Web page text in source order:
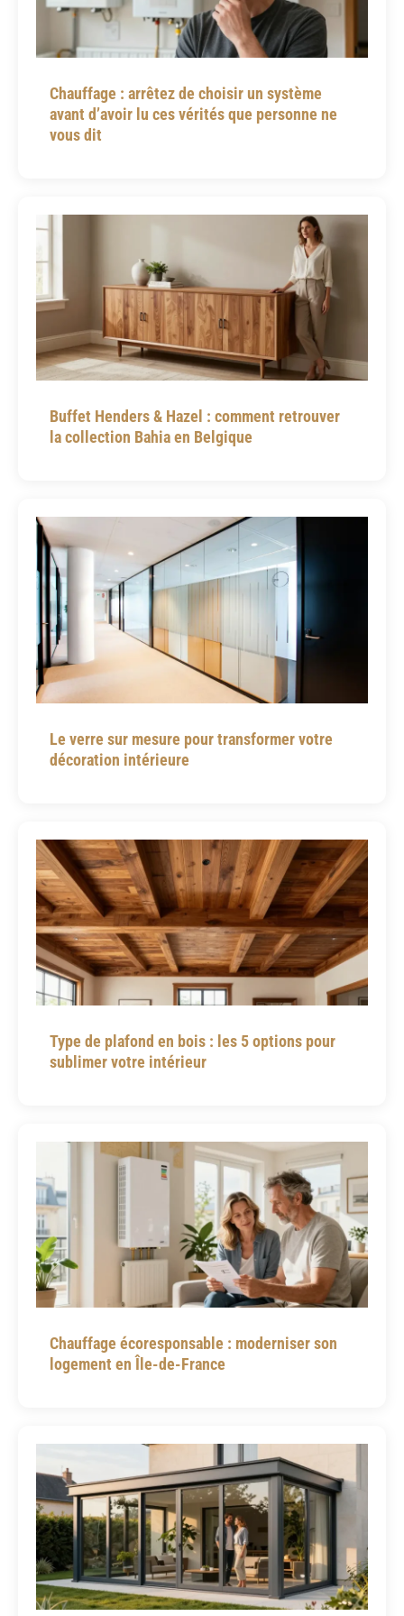
Chauffage : arrêtez de choisir un système
avant d’avoir lu ces vérités que personne ne
vous dit
Buffet Henders & Hazel : comment retrouver
la collection Bahia en Belgique
Le verre sur mesure pour transformer votre
décoration intérieure
Type de plafond en bois : les 5 options pour
sublimer votre intérieur
Chauffage écoresponsable : moderniser son
logement en Île-de-France